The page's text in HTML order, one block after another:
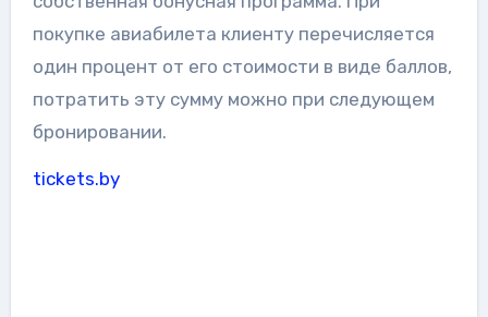
покупке авиабилета клиенту перечисляется
один процент от его стоимости в виде баллов,
потратить эту сумму можно при следующем
бронировании.
tickets.by